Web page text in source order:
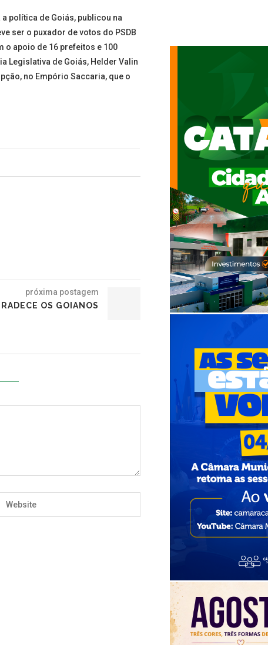
política de Goiás, publicou na
ser o puxador de votos do PSDB
o apoio de 16 prefeitos e 100
Legislativa de Goiás, Helder Valin
no Empório Saccaria, que o
próxima postagem
OS GOIANOS